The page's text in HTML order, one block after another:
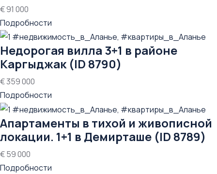
€ 91 000
Подробности
Недорогая вилла 3+1 в районе
Каргыджак (ID 8790)
€ 359 000
Подробности
Апартаменты в тихой и живописной
локации. 1+1 в Демирташе (ID 8789)
€ 59 000
Подробности